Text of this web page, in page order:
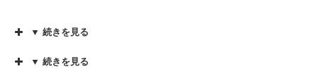
▼ 続きを見る
▼ 続きを見る